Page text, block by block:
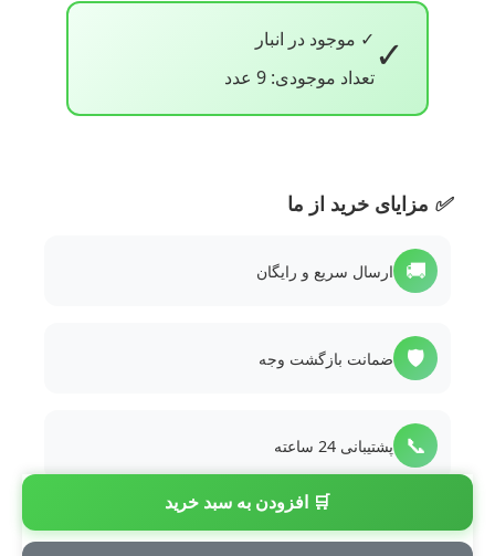
✓ ✓ موجود در انبار
تعداد موجودی: 9 عدد
🛒 افزودن به سبد خرید
✅ مزایای خرید از ما
🚚 ارسال سریع و رایگان
🛡️ ضمانت بازگشت وجه
📞 پشتیبانی 24 ساعته
💳 پرداخت امن